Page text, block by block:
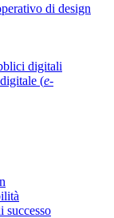
di design
digitali
(e-
successo